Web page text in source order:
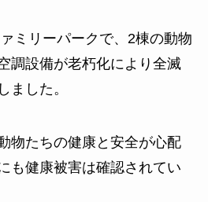
ミリーパークで、2棟の動物
調設備が老朽化により全滅
ました。
物たちの健康と安全が心配
も健康被害は確認されてい